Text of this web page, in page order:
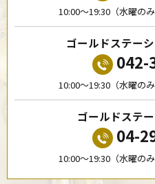
10:00〜19:30（水曜の
ゴールドステー
042-
10:00〜19:30（水曜の
ゴールドステ
04-
10:00〜19:30（水曜の